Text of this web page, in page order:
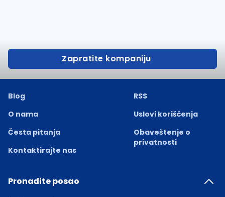
Zapratite kompaniju
Blog
O nama
Česta pitanja
Kontaktirajte nas
RSS
Uslovi korišćenja
Obaveštenje o
privatnosti
Pronađite posao